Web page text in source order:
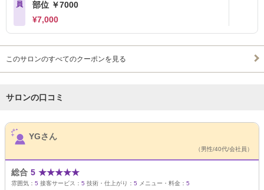
員
部位 ￥7000
¥7,000
このサロンのすべてのクーポンを見る
サロンの口コミ
サロンPick Up
YGさん
（男性/40代/会社員）
総合 5 ★★★★★
雰囲気： 5 接客サービス： 5 技術・仕上がり： 5 メニュー・料金： 5